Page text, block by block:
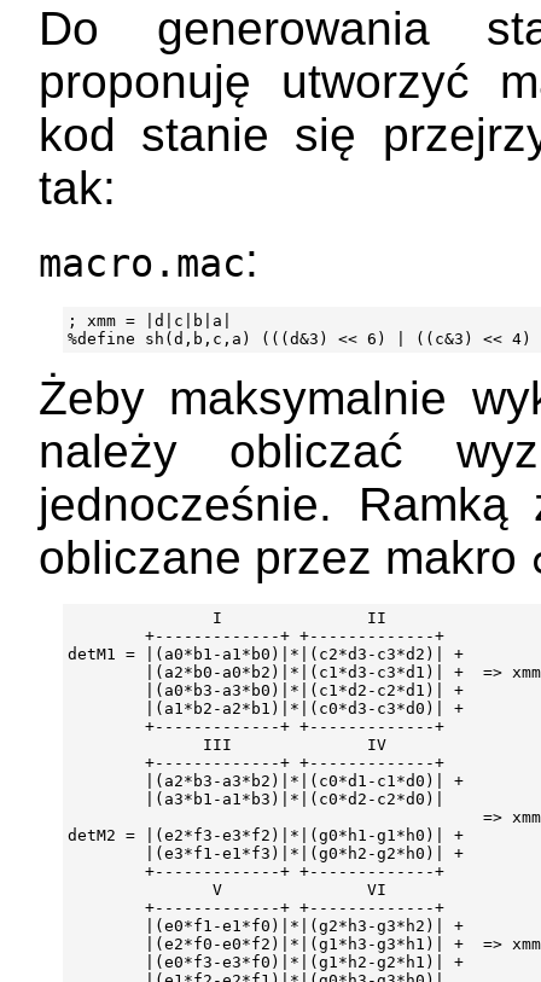
Do generowania
proponuję utworzyć
kod stanie się
tak:
macro.mac:
; xmm = |d|c|b|a|
Żeby maksymalnie
należy obliczać
jednocześnie. Ramką
obliczane przez makro
               I               II
        +-------------+ +-------------+
detM1 = |(a0*b1-a1*b0)|*|(c2*d3-c3*d2)| +
|(a2*b0-a0*b2)|*|(c1*d3-c3*d1)| +  =>
        |(a0*b3-a3*b0)|*|(c1*d2-c2*d1)| +
        |(a1*b2-a2*b1)|*|(c0*d3-c3*d0)| +
        +-------------+ +-------------+
              III              IV
        +-------------+ +-------------+
        |(a2*b3-a3*b2)|*|(c0*d1-c1*d0)| +
        |(a3*b1-a1*b3)|*|(c0*d2-c2*d0)|
=>
detM2 = |(e2*f3-e3*f2)|*|(g0*h1-g1*h0)| +
        |(e3*f1-e1*f3)|*|(g0*h2-g2*h0)| +
        +-------------+ +-------------+
               V               VI
        +-------------+ +-------------+
        |(e0*f1-e1*f0)|*|(g2*h3-g3*h2)| +
|(e2*f0-e0*f2)|*|(g1*h3-g3*h1)| +  =>
        |(e0*f3-e3*f0)|*|(g1*h2-g2*h1)| +